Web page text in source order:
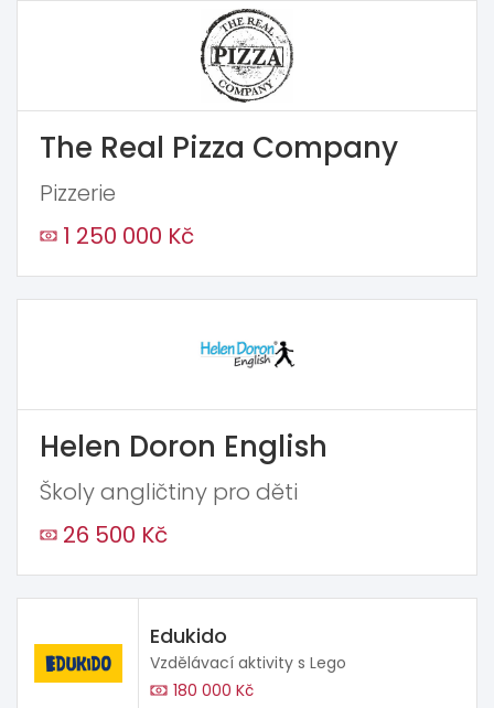
The Real Pizza Company
Pizzerie
1 250 000 Kč
Helen Doron English
Školy angličtiny pro děti
26 500 Kč
Edukido
Vzdělávací aktivity s Lego
180 000 Kč